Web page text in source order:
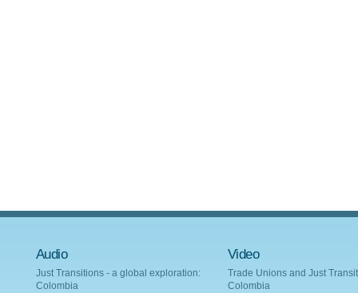
Audio
Just Transitions - a global exploration:
Colombia
Video
Trade Unions and Just
Colombia